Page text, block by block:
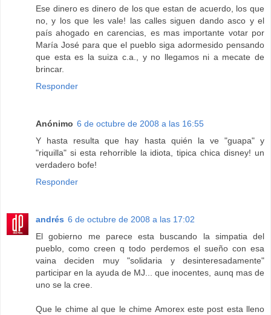
Ese dinero es dinero de los que estan de acuerdo, los que
no, y los que les vale! las calles siguen dando asco y el
país ahogado en carencias, es mas importante votar por
María José para que el pueblo siga adormesido pensando
que esta es la suiza c.a., y no llegamos ni a mecate de
brincar.
Responder
Anónimo 6 de octubre de 2008 a las 16:55
Y hasta resulta que hay hasta quién la ve "guapa" y
"riquilla" si esta rehorrible la idiota, tipica chica disney! un
verdadero bofe!
Responder
andrés 6 de octubre de 2008 a las 17:02
El gobierno me parece esta buscando la simpatia del
pueblo, como creen q todo perdemos el sueño con esa
vaina deciden muy "solidaria y desinteresadamente"
participar en la ayuda de MJ... que inocentes, aunq mas de
uno se la cree.
Que le chime al que le chime Amorex este post esta lleno